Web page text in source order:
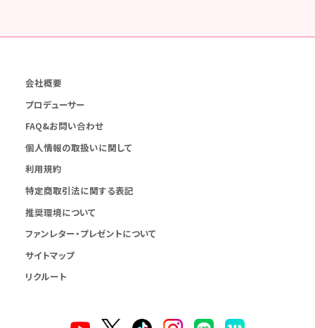
会社概要
プロデューサー
FAQ&お問い合わせ
個人情報の取扱いに関して
利用規約
特定商取引法に関する表記
推奨環境について
ファンレター・プレゼントについて
サイトマップ
リクルート